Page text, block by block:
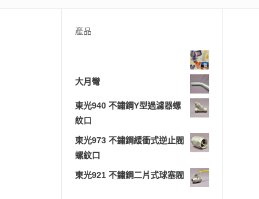
產品
大月彎
東光940 不鏽鋼Y型過濾器螺
紋口
東光973 不鏽鋼緩衝式逆止閥
螺紋口
東光921 不鏽鋼二片式球塞閥